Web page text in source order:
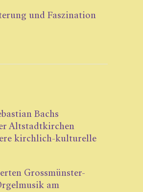
und Faszination
Bachs
Altstadtkirchen
kirchlich-kulturelle
Grossmünster-
am